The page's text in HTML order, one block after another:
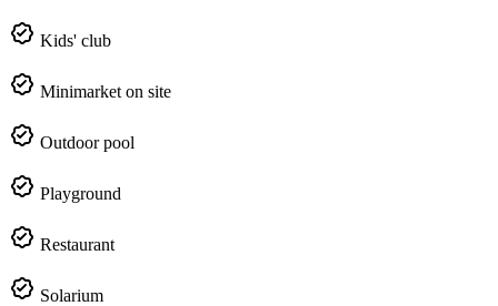
Kids' club
Minimarket on site
Outdoor pool
Playground
Restaurant
Solarium